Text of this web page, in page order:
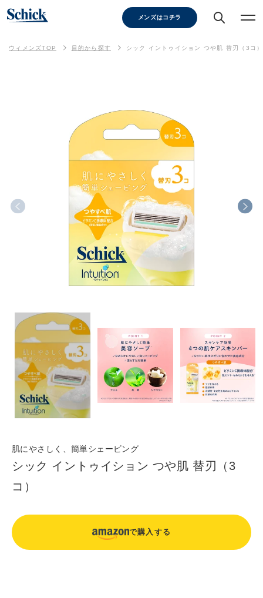
メンズはコチラ
ウィメンズTOP 目的から探す シック イントゥイション つや肌 替刃（3コ）
肌にやさしく、簡単シェービング
シック イントゥイション つや肌 替刃（3
コ）
で購入する